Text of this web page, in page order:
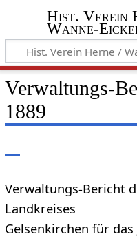
Hist. Verein
Wanne-
Verwaltungs-
1889
Verwaltungs-Bericht
Landkreises
Gelsenkirchen für das